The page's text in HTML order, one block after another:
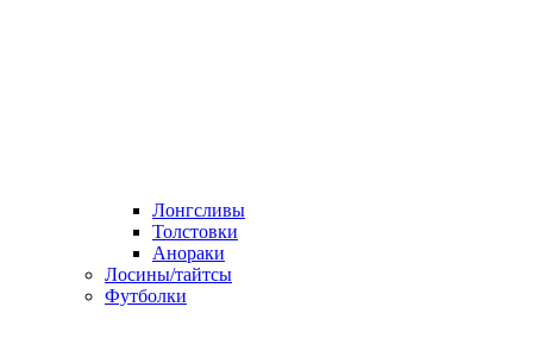
Лонгсливы
Толстовки
Анораки
Лосины/тайтсы
Футболки